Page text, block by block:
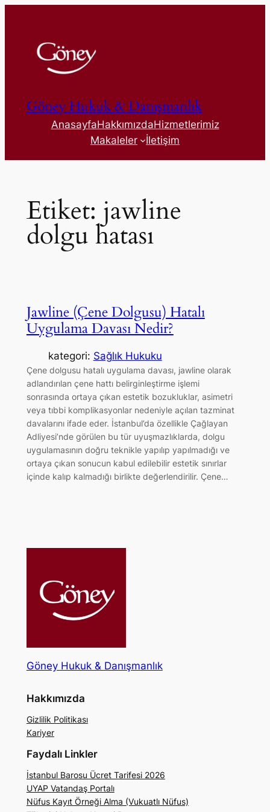
Göney Hukuk & Danışmanlık
AnasayfaHakkımızdaHizmetlerimiz
Makaleler
İletişim
Etiket: jawline
dolgu hatası
Jawline (Çene Dolgusu) Hatalı
Uygulama Davası Nedir?
kategori: Sağlık Hukuku
Çene dolgusu hatalı uygulama davası, jawline olarak
adlandırılan çene hattı belirginleştirme işlemi
sonrasında ortaya çıkan estetik bozukluklar, asimetri
veya tıbbi komplikasyonlar nedeniyle açılan tazminat
davalarını ifade eder. İstanbul’da özellikle Çağlayan
Adliyesi’nde görülen bu tür uyuşmazlıklarda, dolgu
uygulamasının doğru teknikle yapılıp yapılmadığı ve
ortaya çıkan sonucun kabul edilebilir estetik sınırlar
içinde kalıp kalmadığı birlikte değerlendirilir. Çene…
Göney Hukuk & Danışmanlık
Hakkımızda
Gizlilik Politikası
Kariyer
Faydalı Linkler
İstanbul Barosu Ücret Tarifesi 2026
UYAP Vatandaş Portalı
Nüfus Kayıt Örneği Alma (Vukuatlı Nüfus)